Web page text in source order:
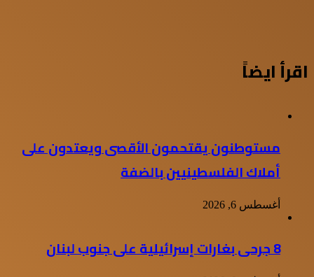
اقرأ ايضاً
مستوطنون يقتحمون الأقصى ويعتدون على
أملاك الفلسطينيين بالضفة
أغسطس 6, 2026
8 جرحى بغارات إسرائيلية على جنوب لبنان